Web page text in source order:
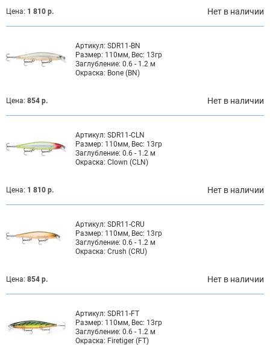
Цена: 1 810 р. Нет в наличии
Артикул: SDR11-BN
Размер: 110мм, Вес: 13гр
Заглубление: 0.6 - 1.2 м
Окраска: Bone (BN)
Цена: 854 р. Нет в наличии
Артикул: SDR11-CLN
Размер: 110мм, Вес: 13гр
Заглубление: 0.6 - 1.2 м
Окраска: Clown (CLN)
Цена: 1 810 р. Нет в наличии
Артикул: SDR11-CRU
Размер: 110мм, Вес: 13гр
Заглубление: 0.6 - 1.2 м
Окраска: Crush (CRU)
Цена: 854 р. Нет в наличии
Артикул: SDR11-FT
Размер: 110мм, Вес: 13гр
Заглубление: 0.6 - 1.2 м
Окраска: Firetiger (FT)